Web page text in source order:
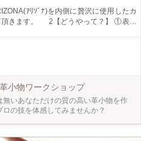
って？】 ①表革
ッチは当日、お好きな色をお選びいた
工業用ミシンや裁断機などがあります
遠慮頂いております。） ・参加者は
い。 ・中学生の方も参加
小物ワークショップ
いあなただけの質の高い革小物を作
の技を体感してみませんか？